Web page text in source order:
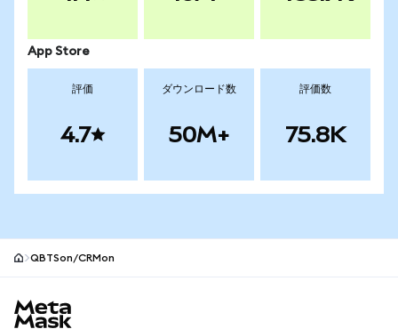
App Store
評価
4.7
ダウンロード数
50M+
評価数
75.8K
QBTSon/CRMon